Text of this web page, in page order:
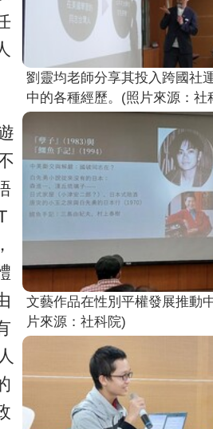
劉靈均老師分享其投入跨國社
中的各種經歷。(照片來源：社
文藝作品在性別平權發展推動
片來源：社科院)